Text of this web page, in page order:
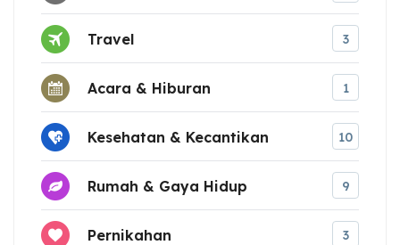
Travel 3
Acara & Hiburan 1
Kesehatan & Kecantikan 10
Rumah & Gaya Hidup 9
Pernikahan 3